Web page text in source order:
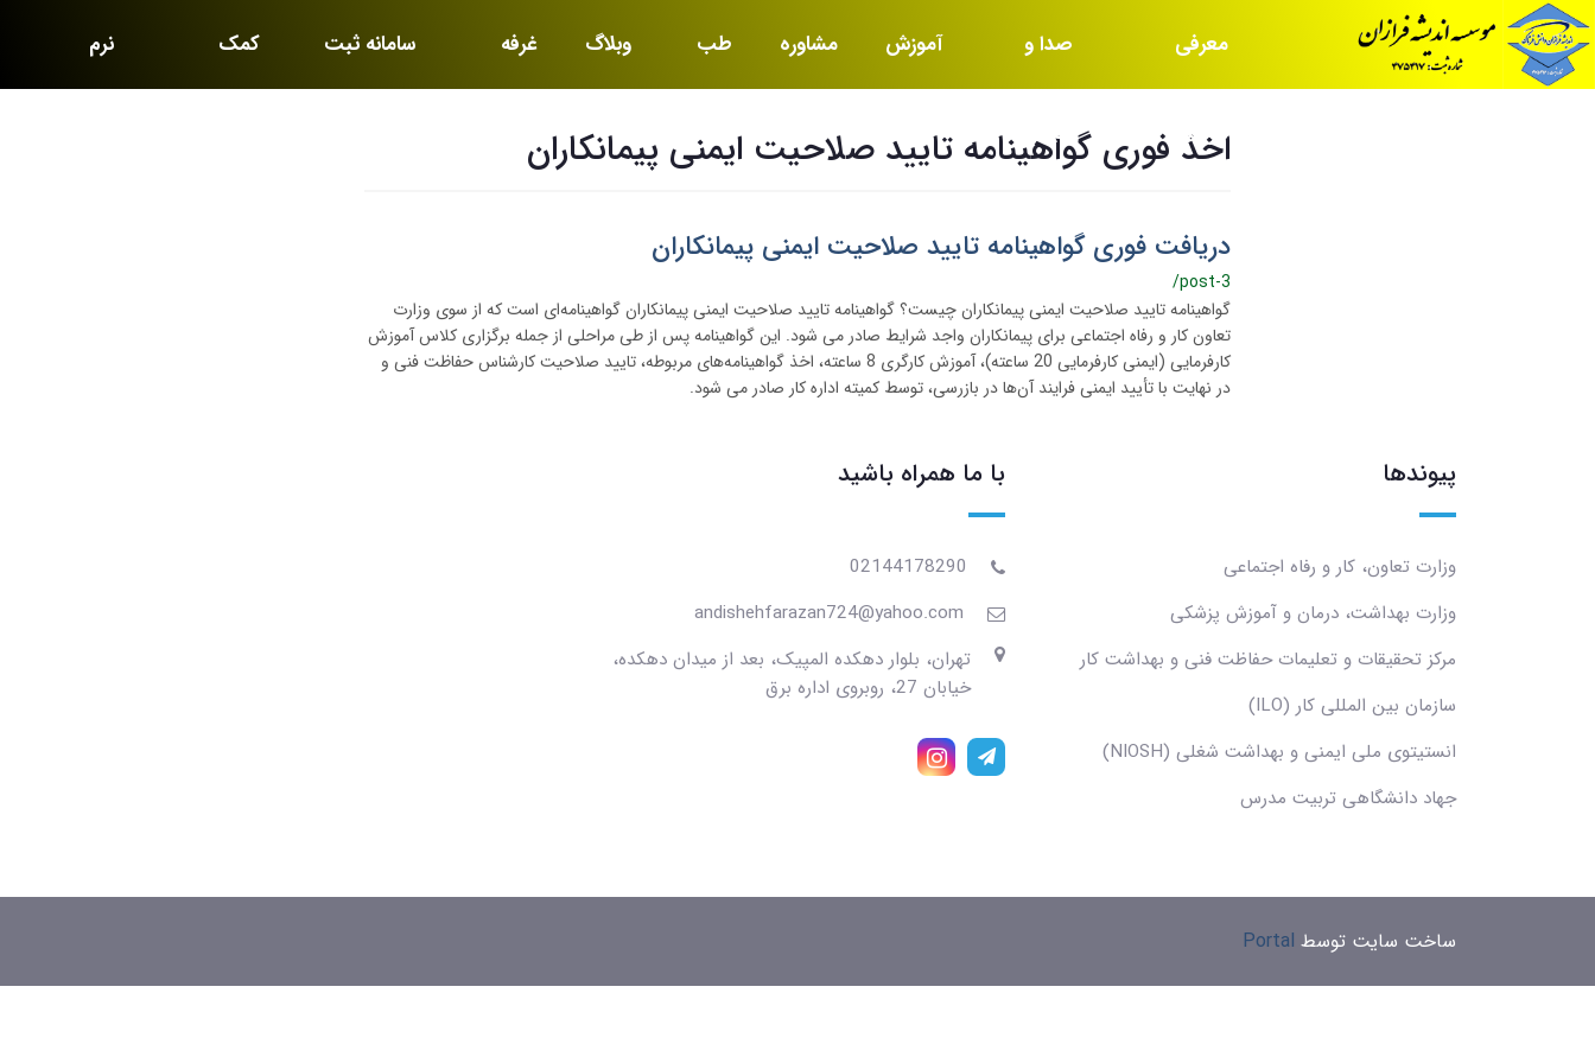
معرفی
موسسه
صدا و
سیما
آموزش مشاوره طب وبلاگ غرفه سامانه ثبت کمک نرم
اخذ فوری گواهینامه تایید صلاحیت ایمنی پیمانکاران
دریافت فوری گواهینامه تایید صلاحیت ایمنی پیمانکاران
/post-3
گواهینامه تایید صلاحیت ایمنی پیمانکاران چیست؟ گواهینامه تایید صلاحیت ایمنی پیمانکاران گواهینامه‌ای است که از سوی وزارت
تعاون کار و رفاه اجتماعی برای پیمانکاران واجد شرایط صادر می شود. این گواهینامه پس از طی مراحلی از جمله برگزاری کلاس آموزش
کارفرمایی (ایمنی کارفرمایی 20 ساعته)، آموزش کارگری 8 ساعته، اخذ گواهینامه‌های مربوطه، تایید صلاحیت کارشناس حفاظت فنی و
در نهایت با تأیید ایمنی فرایند آن‌ها در بازرسی، توسط کمیته اداره کار صادر می شود.
پیوندها
وزارت تعاون، کار و رفاه اجتماعی
وزارت بهداشت، درمان و آموزش پزشکی
مرکز تحقیقات و تعلیمات حفاظت فنی و بهداشت کار
سازمان بین المللی کار (ILO)
انستیتوی ملی ایمنی و بهداشت شغلی (NIOSH)
جهاد دانشگاهی تربیت مدرس
با ما همراه باشید
02144178290
andishehfarazan724@yahoo.com
تهران، بلوار دهکده المپیک، بعد از میدان دهکده،
خیابان 27، روبروی اداره برق
ساخت سایت توسط Portal